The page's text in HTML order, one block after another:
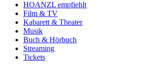
HOANZL empfiehlt
Film & TV
Kabarett & Theater
Musik
Buch & Hörbuch
Streaming
Tickets